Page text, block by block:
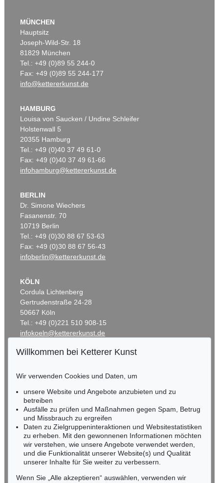
MÜNCHEN
Hauptsitz
Joseph-Wild-Str. 18
81829 München
Tel.: +49 (0)89 55 244-0
Fax: +49 (0)89 55 244-177
info@kettererkunst.de
HAMBURG
Louisa von Saucken / Undine Schleifer
Holstenwall 5
20355 Hamburg
Tel.: +49 (0)40 37 49 61-0
Fax: +49 (0)40 37 49 61-66
infohamburg@kettererkunst.de
BERLIN
Dr. Simone Wiechers
Fasanenstr. 70
10719 Berlin
Tel.: +49 (0)30 88 67 53-63
Fax: +49 (0)30 88 67 56-43
infoberlin@kettererkunst.de
KÖLN
Cordula Lichtenberg
Gertrudenstraße 24-28
50667 Köln
Tel.: +49 (0)221 510 908-15
infokoeln@kettererkunst.de
RHEINLAND-PFALZ
Miriam Heß
Tel.: +49 (0)62 21 58 80-038
Fax: +49 (0)62 21 58 80-595
infoheidelberg@kettererkunst.de
NORDDEUTSCHLAND
Nico Kassel, M.A.
Tel.: +49 (0)89 55244-164
Mobil: +49 (0)171 8618661
Willkommen bei Ketterer Kunst
Wir verwenden Cookies und Daten, um
unsere Website und Angebote anzubieten und zu
betreiben
Ausfälle zu prüfen und Maßnahmen gegen Spam, Betrug
und Missbrauch zu ergreifen
Daten zu Zielgruppeninteraktionen und Websitestatistiken
zu erheben. Mit den gewonnenen Informationen möchten
wir verstehen, wie unsere Angebote verwendet werden,
und die Funktionalität unserer Website(s) und Qualität
unserer Inhalte für Sie weiter zu verbessern.
Wenn Sie „Alle akzeptieren“ auswählen, verwenden wir